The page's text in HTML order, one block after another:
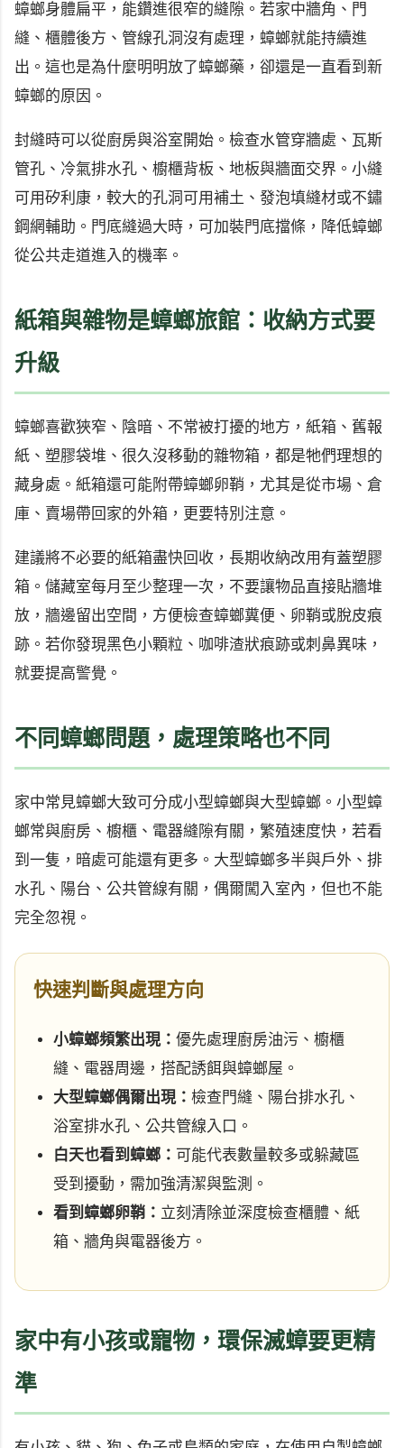
蟑螂身體扁平，能鑽進很窄的縫隙。若家中牆角、門
縫、櫃體後方、管線孔洞沒有處理，蟑螂就能持續進
出。這也是為什麼明明放了蟑螂藥，卻還是一直看到新
蟑螂的原因。
封縫時可以從廚房與浴室開始。檢查水管穿牆處、瓦斯
管孔、冷氣排水孔、櫥櫃背板、地板與牆面交界。小縫
可用矽利康，較大的孔洞可用補土、發泡填縫材或不鏽
鋼網輔助。門底縫過大時，可加裝門底擋條，降低蟑螂
從公共走道進入的機率。
紙箱與雜物是蟑螂旅館：收納方式要
升級
蟑螂喜歡狹窄、陰暗、不常被打擾的地方，紙箱、舊報
紙、塑膠袋堆、很久沒移動的雜物箱，都是牠們理想的
藏身處。紙箱還可能附帶蟑螂卵鞘，尤其是從市場、倉
庫、賣場帶回家的外箱，更要特別注意。
建議將不必要的紙箱盡快回收，長期收納改用有蓋塑膠
箱。儲藏室每月至少整理一次，不要讓物品直接貼牆堆
放，牆邊留出空間，方便檢查蟑螂糞便、卵鞘或脫皮痕
跡。若你發現黑色小顆粒、咖啡渣狀痕跡或刺鼻異味，
就要提高警覺。
不同蟑螂問題，處理策略也不同
家中常見蟑螂大致可分成小型蟑螂與大型蟑螂。小型蟑
螂常與廚房、櫥櫃、電器縫隙有關，繁殖速度快，若看
到一隻，暗處可能還有更多。大型蟑螂多半與戶外、排
水孔、陽台、公共管線有關，偶爾闖入室內，但也不能
完全忽視。
快速判斷與處理方向
小蟑螂頻繁出現： 優先處理廚房油污、櫥櫃
縫、電器周邊，搭配誘餌與蟑螂屋。
大型蟑螂偶爾出現： 檢查門縫、陽台排水孔、
浴室排水孔、公共管線入口。
白天也看到蟑螂： 可能代表數量較多或躲藏區
受到擾動，需加強清潔與監測。
看到蟑螂卵鞘： 立刻清除並深度檢查櫃體、紙
箱、牆角與電器後方。
家中有小孩或寵物，環保滅蟑要更精
準